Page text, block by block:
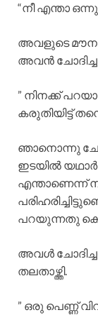
“നീ എന്താ
അവളുടെ
അവൻ
” നിനക്ക്
കരുതിയിട്ട്
ഞാനൊന്നു
ഇടയിൽ
എന്താണെന്ന്
പറയുന്നതു
അവൾ
തലതാഴ്ത്തി.
” ഒരു പെണ്ണ്